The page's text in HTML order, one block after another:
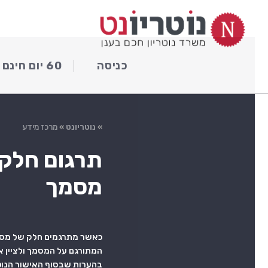
כניסה 60 יום חינם
» נוטריונט »מרכז מידע
תרגום
מסמך
כאשר מתרגמים חלק של
המתורגם על המסמך
בהערות שבסוף האישור